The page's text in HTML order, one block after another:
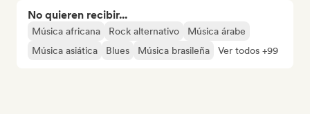
No quieren recibir...
Música africana Rock alternativo
Música árabe
Música asiática
Blues Música brasileña Ver todos +99